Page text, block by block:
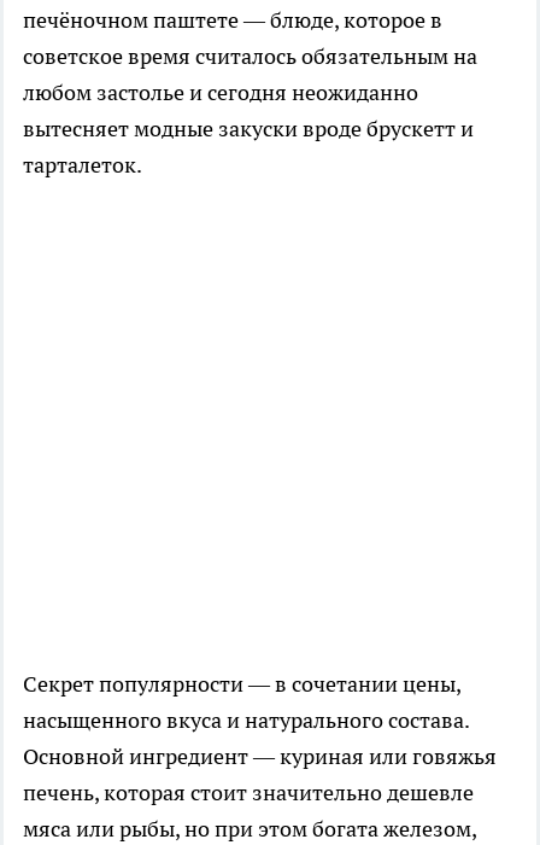
печёночном паштете — блюде, которое в
советское время считалось обязательным на
любом застолье и сегодня неожиданно
вытесняет модные закуски вроде брускетт и
тарталеток.
Секрет популярности — в сочетании цены,
насыщенного вкуса и натурального состава.
Основной ингредиент — куриная или говяжья
печень, которая стоит значительно дешевле
мяса или рыбы, но при этом богата железом,